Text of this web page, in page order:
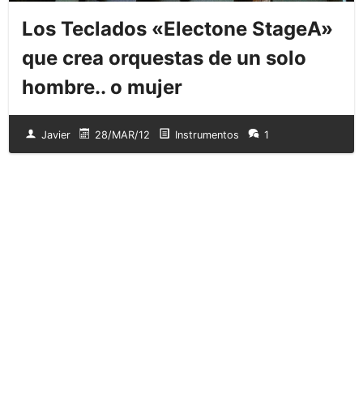
Los Teclados «Electone StageA»
que crea orquestas de un solo
hombre.. o mujer
Javier 28/MAR/12 Instrumentos 1